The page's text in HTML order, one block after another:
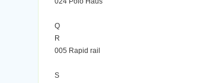
Q
R
005 Rapid rail
S